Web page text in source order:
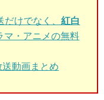
だけでなく、紅白
マ・アニメの無料
動画まとめ